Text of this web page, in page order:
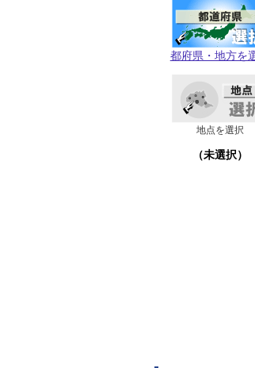
都府県・地方を
地点を選択
（未選択）